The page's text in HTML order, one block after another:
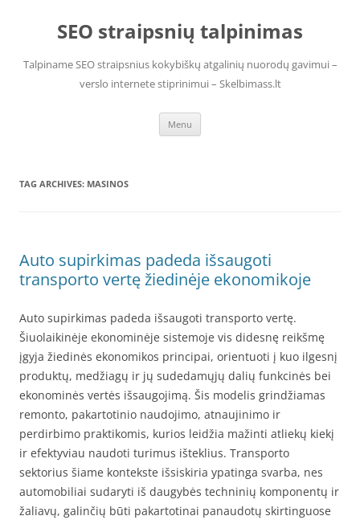
contentSEO straipsnių talpinimas
Talpiname SEO straipsnius kokybiškų atgalinių nuorodų gavimui –
verslo internete stiprinimui – Skelbimass.lt
Menu
TAG ARCHIVES: MASINOS
Auto supirkimas padeda išsaugoti
transporto vertę žiedinėje ekonomikoje
Auto supirkimas padeda išsaugoti transporto vertę.
Šiuolaikinėje ekonominėje sistemoje vis didesnę reikšmę
įgyja žiedinės ekonomikos principai, orientuoti į kuo ilgesnį
produktų, medžiagų ir jų sudedamųjų dalių funkcinės bei
ekonominės vertės išsaugojimą. Šis modelis grindžiamas
remonto, pakartotinio naudojimo, atnaujinimo ir
perdirbimo praktikomis, kurios leidžia mažinti atliekų kiekį
ir efektyviau naudoti turimus išteklius. Transporto
sektorius šiame kontekste išsiskiria ypatinga svarba, nes
automobiliai sudaryti iš daugybės techninių komponentų ir
žaliavų, galinčių būti pakartotinai panaudotų skirtinguose